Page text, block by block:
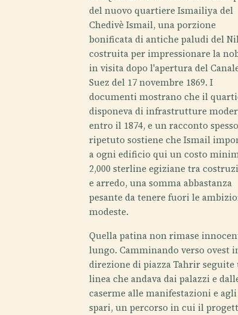
del nuovo quartiere Ismailiya del
Chedivè Ismail, una porzione
bonificata di antiche paludi del
costruita per impressionare la
in visita dopo l'apertura del
Suez del 17 novembre 1869. I
documenti mostrano che il
disponeva di infrastrutture
entro il 1874, e un racconto spesso
ripetuto sostiene che Ismail
a ogni edificio qui un costo
2,000 sterline egiziane tra
e arredo, una somma abbastanza
pesante da tenere fuori le
modeste.
Quella patina non rimase
lungo. Camminando verso ovest
direzione di piazza Tahrir seguite
linea che andava dai palazzi e
caserme alle manifestazioni e agli
spari, un percorso in cui il